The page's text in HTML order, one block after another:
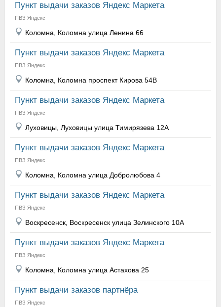
Пункт выдачи заказов Яндекс Маркета
ПВЗ Яндекс
Коломна, Коломна улица Ленина 66
Пункт выдачи заказов Яндекс Маркета
ПВЗ Яндекс
Коломна, Коломна проспект Кирова 54В
Пункт выдачи заказов Яндекс Маркета
ПВЗ Яндекс
Луховицы, Луховицы улица Тимирязева 12А
Пункт выдачи заказов Яндекс Маркета
ПВЗ Яндекс
Коломна, Коломна улица Добролюбова 4
Пункт выдачи заказов Яндекс Маркета
ПВЗ Яндекс
Воскресенск, Воскресенск улица Зелинского 10А
Пункт выдачи заказов Яндекс Маркета
ПВЗ Яндекс
Коломна, Коломна улица Астахова 25
Пункт выдачи заказов партнёра
ПВЗ Яндекс